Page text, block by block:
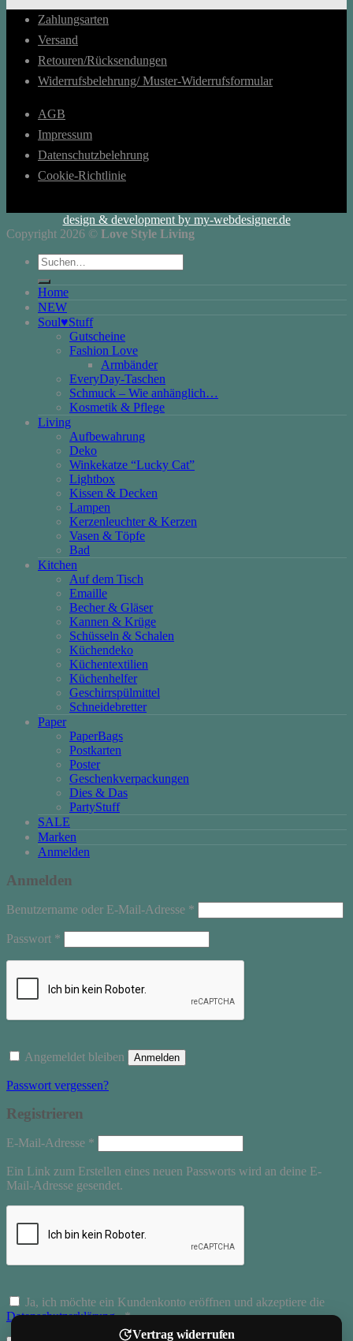
Zahlungsarten
Versand
Retouren/Rücksendungen
Widerrufsbelehrung/ Muster-Widerrufsformular
AGB
Impressum
Datenschutzbelehrung
Cookie-Richtlinie
design & development by my-webdesigner.de
Copyright 2026 © Love Style Living
Suchen
nach:
Home
NEW
Soul♥Stuff
Gutscheine
Fashion Love
Armbänder
EveryDay-Taschen
Schmuck – Wie anhänglich…
Kosmetik & Pflege
Living
Aufbewahrung
Deko
Winkekatze “Lucky Cat”
Lightbox
Kissen & Decken
Lampen
Kerzenleuchter & Kerzen
Vasen & Töpfe
Bad
Kitchen
Auf dem Tisch
Emaille
Becher & Gläser
Kannen & Krüge
Schüsseln & Schalen
Küchendeko
Küchentextilien
Küchenhelfer
Geschirrspülmittel
Schneidebretter
Paper
PaperBags
Postkarten
Poster
Geschenkverpackungen
Dies & Das
PartyStuff
SALE
Marken
Anmelden
Vertrag widerrufen
Anmelden
Benutzername oder E-Mail-Adresse *
Passwort *
Angemeldet bleiben Anmelden
Passwort vergessen?
Registrieren
E-Mail-Adresse *
Ein Link zum Erstellen eines neuen Passworts wird an deine E-
Mail-Adresse gesendet.
Ja, ich möchte ein Kundenkonto eröffnen und akzeptiere die
Datenschutzerklärung. *Erforderlich